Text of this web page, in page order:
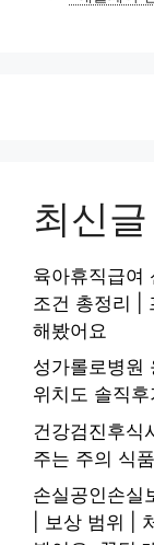
최신글
육아휴직급여
조건 총정리 |
해봤어요
성가롤로병원
위치도 솔직
건강검진후식
주는 주의 식
손실공인손실
| 보상 범위 |